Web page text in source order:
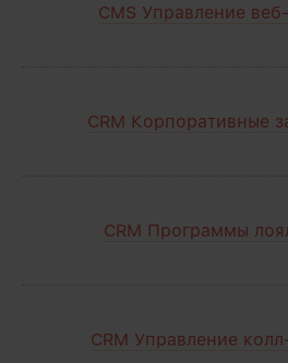
CMS Управление
CRM Корпоративные
CRM Программы
CRM Управление